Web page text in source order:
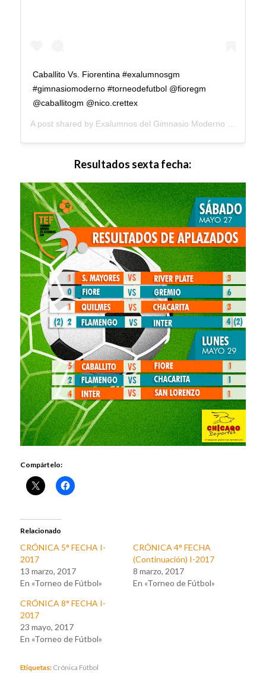
Caballito Vs. Fiorentina #exalumnosgm
#gimnasiomoderno #torneodefutbol @fioregm
@caballitogm @nico.crettex
A post shared by Exalumnos del Gimnasio Moderno
Resultados sexta fecha:
Compártelo:
Relacionado
CRÓNICA 5° FECHA I-
2017
13 marzo, 2017
En «Torneo de Fútbol»
CRÓNICA 4° FECHA
(Continuación) I-2017
8 marzo, 2017
En «Torneo de Fútbol»
CRÓNICA 8° FECHA I-
2017
23 mayo, 2017
En «Torneo de Fútbol»
Etiquetas: Crónica Fútbol